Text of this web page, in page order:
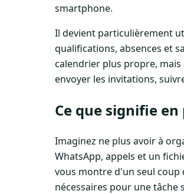
smartphone.
Il devient particulièrement
qualifications, absences et
calendrier plus propre, mais
envoyer les invitations,
Ce que signifie
Imaginez ne plus avoir à
WhatsApp, appels et un
vous montre d'un seul
nécessaires pour une tâche